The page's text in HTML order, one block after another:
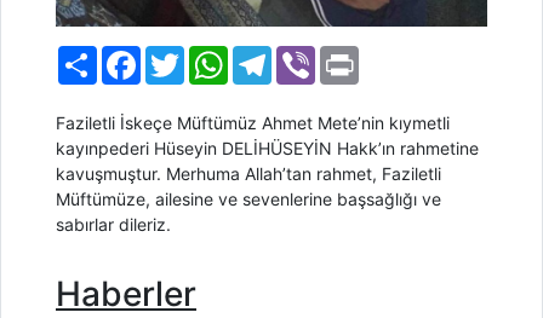
PaylaşFacebook
TwitterWhatsAppTelegram
Viber
Faziletli İskeçe Müftümüz Ahmet Mete’nin kıymetli
kayınpederi Hüseyin DELİHÜSEYİN Hakk’ın rahmetine
kavuşmuştur. Merhuma Allah’tan rahmet, Faziletli
Müftümüze, ailesine ve sevenlerine başsağlığı ve
sabırlar dileriz.
Haberler